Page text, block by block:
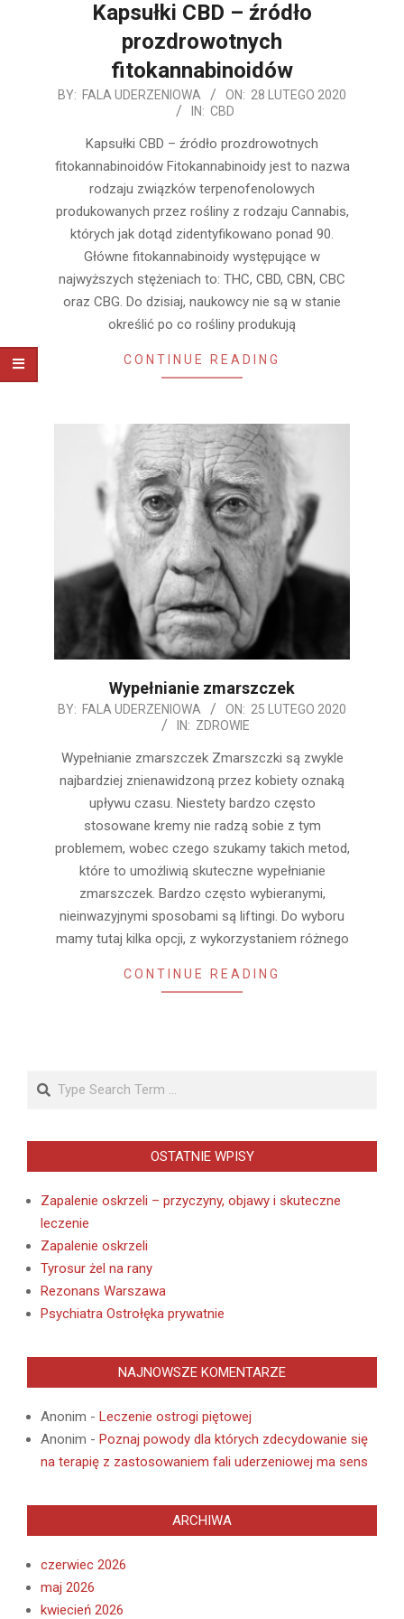
Kapsułki CBD – źródło
prozdrowotnych
fitokannabinoidów
2020-
BY: FALA UDERZENIOWA ON: 28 LUTEGO 2020
IN: CBD
Kapsułki CBD – źródło prozdrowotnych
fitokannabinoidów Fitokannabinoidy jest to nazwa
rodzaju związków terpenofenolowych
produkowanych przez rośliny z rodzaju Cannabis,
których jak dotąd zidentyfikowano ponad 90.
Główne fitokannabinoidy występujące w
najwyższych stężeniach to: THC, CBD, CBN, CBC
oraz CBG. Do dzisiaj, naukowcy nie są w stanie
określić po co rośliny produkują
CONTINUE READING
Wypełnianie zmarszczek
2020-
25
BY: FALA UDERZENIOWA ON: 25 LUTEGO 2020
IN: ZDROWIE
Wypełnianie zmarszczek Zmarszczki są zwykle
najbardziej znienawidzoną przez kobiety oznaką
upływu czasu. Niestety bardzo często
stosowane kremy nie radzą sobie z tym
problemem, wobec czego szukamy takich metod,
które to umożliwią skuteczne wypełnianie
zmarszczek. Bardzo często wybieranymi,
nieinwazyjnymi sposobami są liftingi. Do wyboru
mamy tutaj kilka opcji, z wykorzystaniem różnego
CONTINUE READING
Search
OSTATNIE WPISY
Zapalenie oskrzeli – przyczyny, objawy i skuteczne
leczenie
Zapalenie oskrzeli
Tyrosur żel na rany
Rezonans Warszawa
Psychiatra Ostrołęka prywatnie
NAJNOWSZE KOMENTARZE
Anonim - Leczenie ostrogi piętowej
Anonim - Poznaj powody dla których zdecydowanie się
na terapię z zastosowaniem fali uderzeniowej ma sens
ARCHIWA
czerwiec 2026
maj 2026
kwiecień 2026